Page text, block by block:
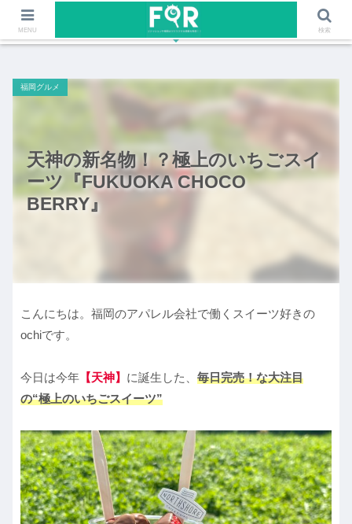
ファッションや福岡のワクワクする情報を発信！！
天神の新名物！？極上のいちごスイ
ーツ『FUKUOKA CHOCO
BERRY』
福岡グルメ
こんにちは。福岡のアパレル会社で働くスイーツ好きの
ochiです。
今日は今年 【天神】 に誕生した、 毎日完売！な大注目
の“極上のいちごスイーツ”
MENU 検索